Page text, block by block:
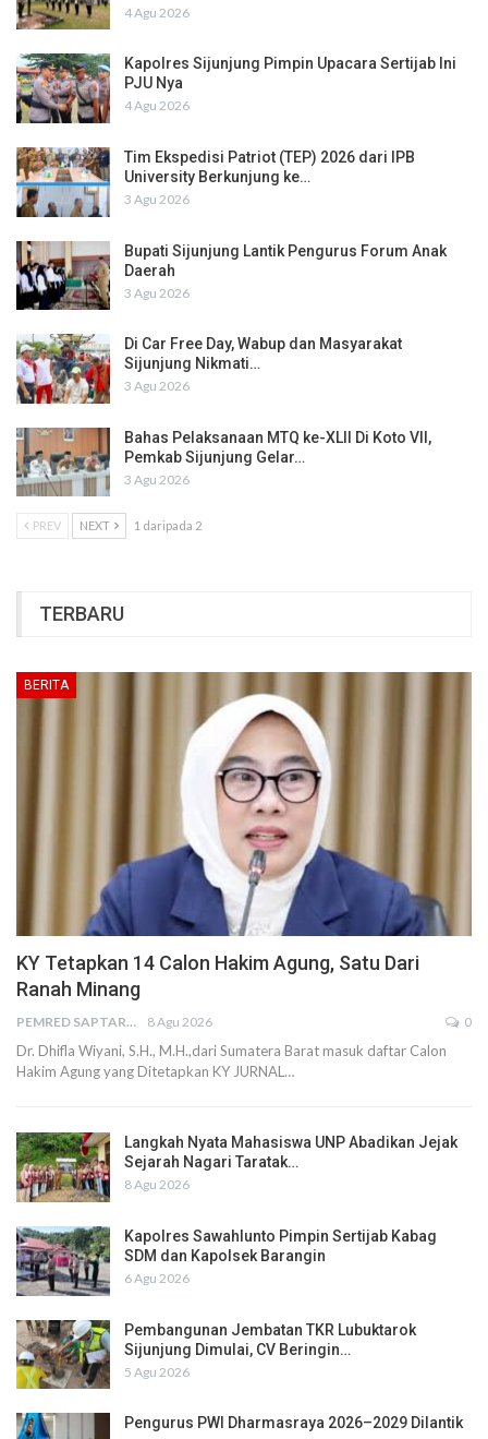
4 Agu 2026
Kapolres Sijunjung Pimpin Upacara Sertijab Ini
PJU Nya
4 Agu 2026
Tim Ekspedisi Patriot (TEP) 2026 dari IPB
University Berkunjung ke…
3 Agu 2026
Bupati Sijunjung Lantik Pengurus Forum Anak
Daerah
3 Agu 2026
Di Car Free Day, Wabup dan Masyarakat
Sijunjung Nikmati…
3 Agu 2026
Bahas Pelaksanaan MTQ ke-XLII Di Koto VII,
Pemkab Sijunjung Gelar…
3 Agu 2026
PREV NEXT 1 daripada 2
TERBARU
BERITA
KY Tetapkan 14 Calon Hakim Agung, Satu Dari
Ranah Minang
PEMRED SAPTARIUS 8 Agu 2026 0
Dr. Dhifla Wiyani, S.H., M.H.,dari Sumatera Barat masuk daftar Calon
Hakim Agung yang Ditetapkan KY JURNAL…
Langkah Nyata Mahasiswa UNP Abadikan Jejak
Sejarah Nagari Taratak…
8 Agu 2026
Kapolres Sawahlunto Pimpin Sertijab Kabag
SDM dan Kapolsek Barangin
6 Agu 2026
Pembangunan Jembatan TKR Lubuktarok
Sijunjung Dimulai, CV Beringin…
5 Agu 2026
Pengurus PWI Dharmasraya 2026–2029 Dilantik